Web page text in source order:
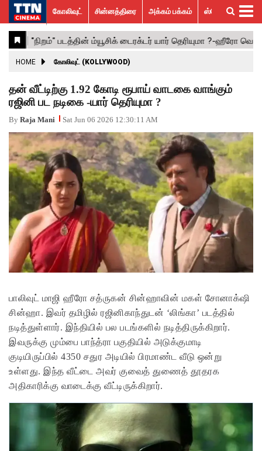
கோலிவுட்
சின்னத்திரை
பாலிவுட்
ஹாலிவுட்
அக்கம்
பக்கம்
ஸ்பெஷல்
ஸ்டோரீஸ்
விமர்சனம்
GALLERY
ACTRESS
ACTORS
MOVIESTILLS
EVENTS
VIDEOS
What’s
Hot
Trending
News
கோலிவுட் சின்னத்திரை அக்கம் பக்கம் ஸ்பெஷல் ஸ்டோரீஸ்
HOME கோலிவுட் (KOLLYWOOD)
தன் வீட்டிற்கு 1.92 கோடி ரூபாய் வாடகை வாங்கும்
ரஜினி பட நடிகை -யார் தெரியுமா ?
By Raja Mani Sat Jun 06 2026 12:30:11 AM
பாலிவுட் மாஜி ஹீரோ சத்ருகன் சின்ஹாவின் மகள் சோனாக்‌ஷி
சின்ஹா. இவர் தமிழில் ரஜினிகாந்துடன் ‘லிங்கா’ படத்தில்
நடித்துள்ளார். இந்தியில் பல படங்களில் நடித்திருக்கிறார்.
இவருக்கு மும்பை பாந்த்ரா பகுதியில் அடுக்குமாடி
குடியிருப்பில் 4350 சதுர அடியில் பிரமாண்ட வீடு ஒன்று
உள்ளது. இந்த வீட்டை அவர் குவைத் துணைத் தூதரக
அதிகாரிக்கு வாடைக்கு வீட்டிருக்கிறார்.